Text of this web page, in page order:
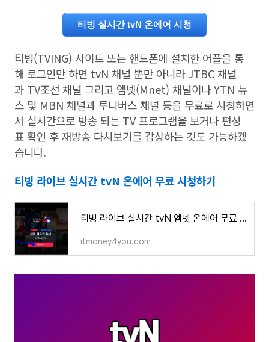
티빙 실시간 tvN 온에어 시청
티빙(TVING) 사이트 또는 핸드폰에 설치한 어플을 통
해 로그인만 하면 tvN 채널 뿐만 아니라 JTBC 채널
과 TV조선 채널 그리고 엠넷(Mnet) 채널이나 YTN 뉴
스 및 MBN 채널과 투니버스 채널 등을 무료로 시청하면
서 실시간으로 방송 되는 TV 프로그램을 보거나 편성
표 확인 후 재방송 다시보기를 감상하는 것도 가능하겠
습니다.
티빙 라이브 실시간 tvN 온에어 무료 시청하기
티빙 라이브 실시간 tvN 엠넷 온에어 무료 시청 홈페이지 예능 드라마 뉴스 시사교양 보는법
itmoney4you.com